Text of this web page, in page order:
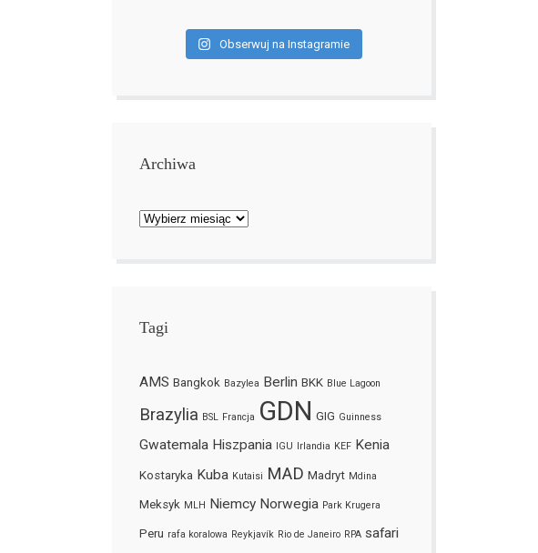
Obserwuj na Instagramie
Archiwa
Archiwa
Tagi
AMS Bangkok Bazylea Berlin BKK Blue Lagoon
Brazylia BSL Francja GDN GIG Guinness
Gwatemala Hiszpania IGU Irlandia KEF Kenia
Kostaryka Kuba Kutaisi MAD Madryt Mdina
Meksyk MLH Niemcy Norwegia Park Krugera
Peru rafa koralowa Reykjavík Rio de Janeiro RPA safari